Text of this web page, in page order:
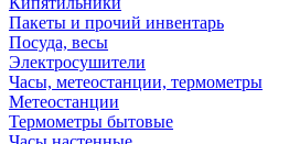
Пакеты и прочий инвентарь
Посуда, весы
Электросушители
Часы, метеостанции, термометры
Метеостанции
Термометры бытовые